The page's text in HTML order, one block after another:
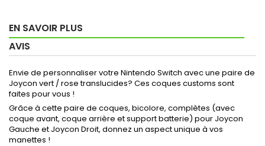
EN SAVOIR PLUS
AVIS
Envie de personnaliser votre Nintendo Switch avec une paire de
Joycon vert / rose translucides? Ces coques customs sont
faites pour vous !
Grâce à cette paire de coques, bicolore, complètes (avec
coque avant, coque arrière et support batterie) pour Joycon
Gauche et Joycon Droit, donnez un aspect unique à vos
manettes !